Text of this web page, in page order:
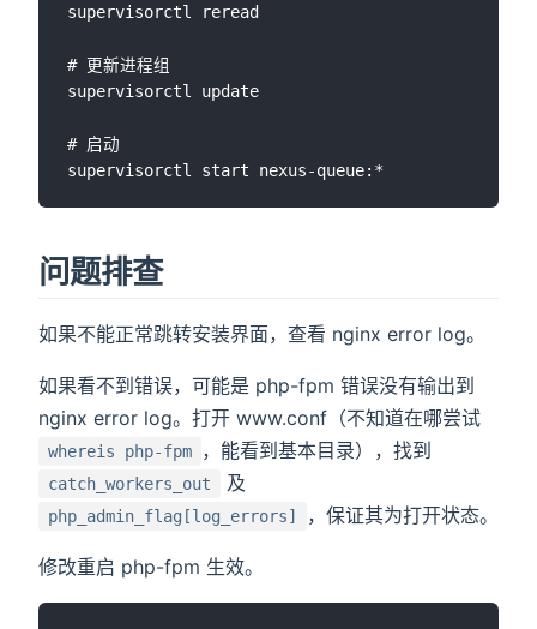
supervisorctl reread
# 更新进程组
supervisorctl update
# 启动
问题排查
如果不能正常跳转安装界面，查看 nginx error log。
如果看不到错误，可能是 php-fpm 错误没有输出到
nginx error log。打开 www.conf（不知道在哪尝试
whereis php-fpm ，能看到基本目录），找到
catch_workers_out 及
php_admin_flag[log_errors] ，保证其为打开状态。
修改重启 php-fpm 生效。